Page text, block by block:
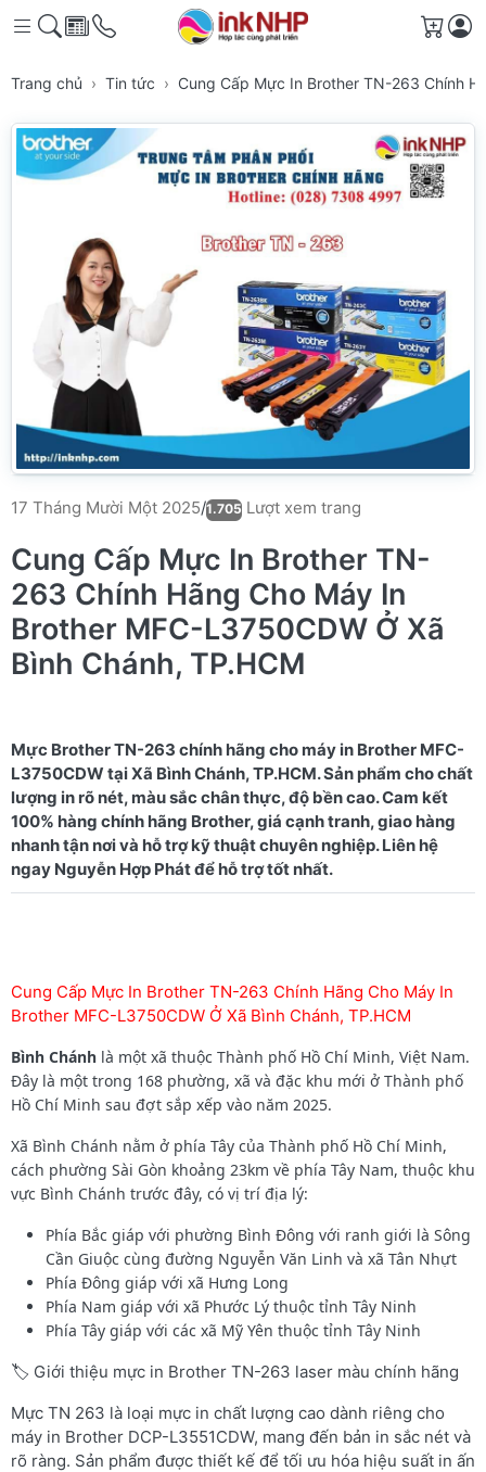
Giỏ
Trang chủ Tin tức Cung Cấp Mực In Brother TN-263 Chính
17 Tháng Mười Một 2025/1.705 Lượt xem trang
Cung Cấp Mực In Brother TN-
263 Chính Hãng Cho Máy In
Brother MFC-L3750CDW Ở Xã
Bình Chánh, TP.HCM
Mực Brother TN-263 chính hãng cho máy in Brother MFC-
L3750CDW tại Xã Bình Chánh, TP.HCM. Sản phẩm cho chất
lượng in rõ nét, màu sắc chân thực, độ bền cao. Cam kết
100% hàng chính hãng Brother, giá cạnh tranh, giao hàng
nhanh tận nơi và hỗ trợ kỹ thuật chuyên nghiệp. Liên hệ
Cung Cấp Mực In Brother TN-263 Chính Hãng Cho Máy In
Brother MFC-L3750CDW Ở Xã Bình Chánh, TP.HCM
Bình Chánh là một xã thuộc Thành phố Hồ Chí Minh, Việt Nam.
Đây là một trong 168 phường, xã và đặc khu mới ở Thành phố
Hồ Chí Minh sau đợt sắp xếp vào năm 2025.
Xã Bình Chánh nằm ở phía Tây của Thành phố Hồ Chí Minh,
cách phường Sài Gòn khoảng 23km về phía Tây Nam, thuộc khu
vực Bình Chánh trước đây, có vị trí địa lý:
Phía Bắc giáp với phường Bình Đông với ranh giới là Sông
Cần Giuộc cùng đường Nguyễn Văn Linh và xã Tân Nhựt
Phía Đông giáp với xã Hưng Long
Phía Nam giáp với xã Phước Lý thuộc tỉnh Tây Ninh
Phía Tây giáp với các xã Mỹ Yên thuộc tỉnh Tây Ninh
🏷️ Giới thiệu mực in Brother TN-263 laser màu chính hãng
Mực TN 263 là loại mực in chất lượng cao dành riêng cho
máy in Brother DCP-L3551CDW, mang đến bản in sắc nét và
rõ ràng. Sản phẩm được thiết kế để tối ưu hóa hiệu suất in ấn